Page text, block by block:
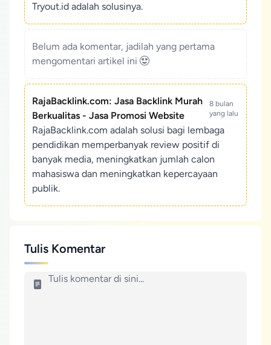
Tryout.id adalah solusinya.
Belum ada komentar, jadilah yang pertama
mengomentari artikel ini
RajaBacklink.com: Jasa Backlink Murah
Berkualitas - Jasa Promosi Website
8 bulan
yang lalu
RajaBacklink.com adalah solusi bagi lembaga
pendidikan memperbanyak review positif di
banyak media, meningkatkan jumlah calon
mahasiswa dan meningkatkan kepercayaan
publik.
Tulis Komentar